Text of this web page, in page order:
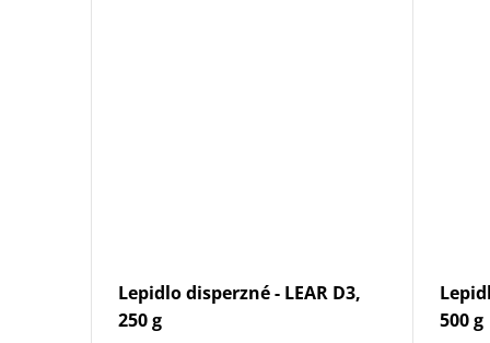
Lepidlo disperzné - LEAR D3,
250 g
500 g